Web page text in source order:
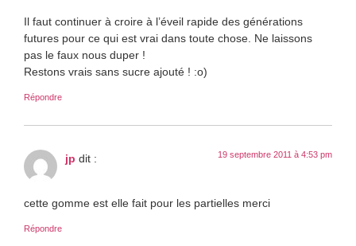
Il faut continuer à croire à l’éveil rapide des générations
futures pour ce qui est vrai dans toute chose. Ne laissons
pas le faux nous duper !
Restons vrais sans sucre ajouté ! :o)
Répondre
jp dit : 19 septembre 2011 à 4:53 pm
cette gomme est elle fait pour les partielles merci
Répondre